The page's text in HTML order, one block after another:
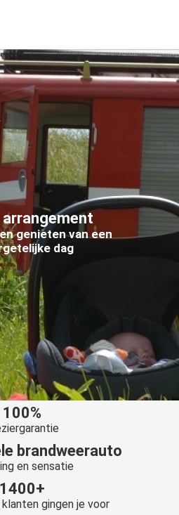
arrangement
genieten van een
dag
100%
brandweerauto
en sensatie
1400+
gingen je voor